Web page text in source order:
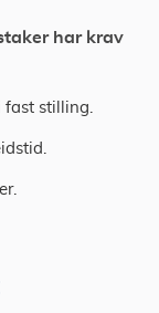
har krav
fast stilling.